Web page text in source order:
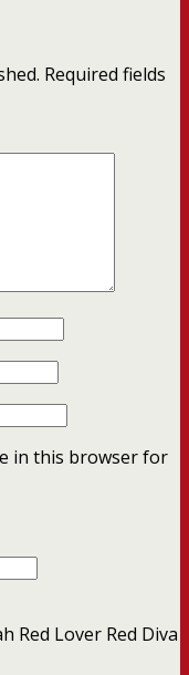
Required fields
in this browser for
Red Lover Red Diva